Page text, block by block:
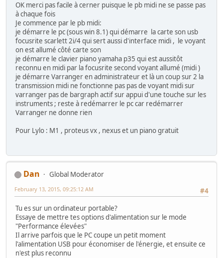
OK merci pas facile à cerner puisque le pb midi ne se passe pas
à chaque fois
Je commence par le pb midi:
je démarre le pc (sous win 8.1) qui démarre la carte son usb
focusrite scarlett 2i/4 qui sert aussi d'interface midi , le voyant
on est allumé côté carte son
je démarre le clavier piano yamaha p35 qui est aussitôt
reconnu en midi par la focusrite second voyant allumé (midi )
je démarre Varranger en administrateur et là un coup sur 2 la
transmission midi ne fonctionne pas pas de voyant midi sur
varranger pas de bargraph actif sur appui d'une touche sur les
instruments ; reste à redémarrer le pc car redémarrer
Varranger ne donne rien
Pour Lylo : M1 , proteus vx , nexus et un piano gratuit
Dan
Global Moderator
#4
February 13, 2015, 09:25:12 AM
Tu es sur un ordinateur portable?
Essaye de mettre tes options d'alimentation sur le mode
"Performance élevées"
Il arrive parfois que le PC coupe un petit moment
l'alimentation USB pour économiser de l'énergie, et ensuite ce
n'est plus reconnu